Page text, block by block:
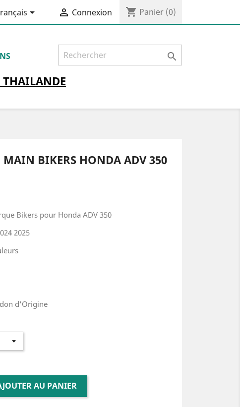
  Connexion shopping_cart Panier (0)

MAIN BIKERS HONDA ADV 350
Bikers pour Honda ADV 350
2025
d'Origine
AU PANIER